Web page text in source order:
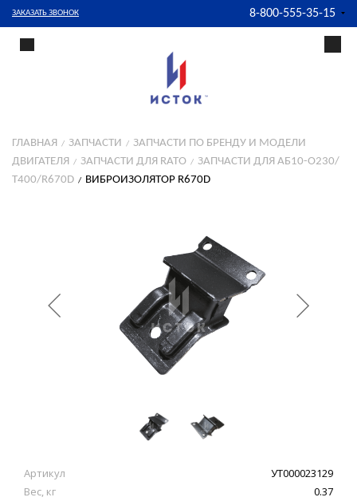
ЗАКАЗАТЬ ЗВОНОК 8-800-555-35-15
ГЛАВНАЯ ЗАПЧАСТИ
ЗАПЧАСТИ ПО БРЕНДУ И МОДЕЛИ
ДВИГАТЕЛЯ
ЗАПЧАСТИ ДЛЯ RATO
ЗАПЧАСТИ ДЛЯ АБ10-О230/
Т400/R670D
ВИБРОИЗОЛЯТОР R670D
Артикул
УТ000023129
Вес, кг
0.37